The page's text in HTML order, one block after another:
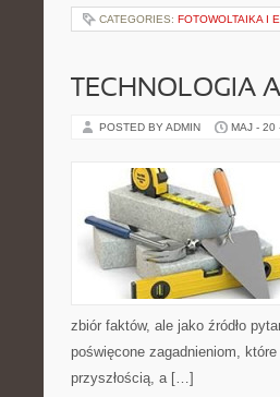
CATEGORIES: FOTOWOLTAIKA I
TECHNOLOGIA
POSTED BY ADMIN MAJ - 20
zbiór faktów, ale jako źródło
poświęcone zagadnieniom, które
przyszłością, a […]